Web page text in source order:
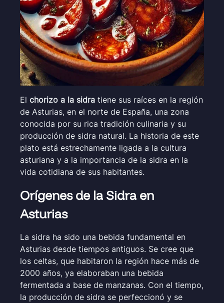
El chorizo a la sidra tiene sus raíces en la región
de Asturias, en el norte de España, una zona
conocida por su rica tradición culinaria y su
producción de sidra natural. La historia de este
plato está estrechamente ligada a la cultura
asturiana y a la importancia de la sidra en la
vida cotidiana de sus habitantes.
Orígenes de la Sidra en
Asturias
La sidra ha sido una bebida fundamental en
Asturias desde tiempos antiguos. Se cree que
los celtas, que habitaron la región hace más de
2000 años, ya elaboraban una bebida
fermentada a base de manzanas. Con el tiempo,
la producción de sidra se perfeccionó y se